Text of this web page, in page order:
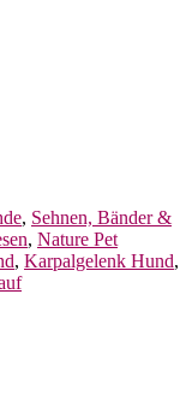
, Sehnen, Bänder &
, Nature Pet
, Karpalgelenk Hund,